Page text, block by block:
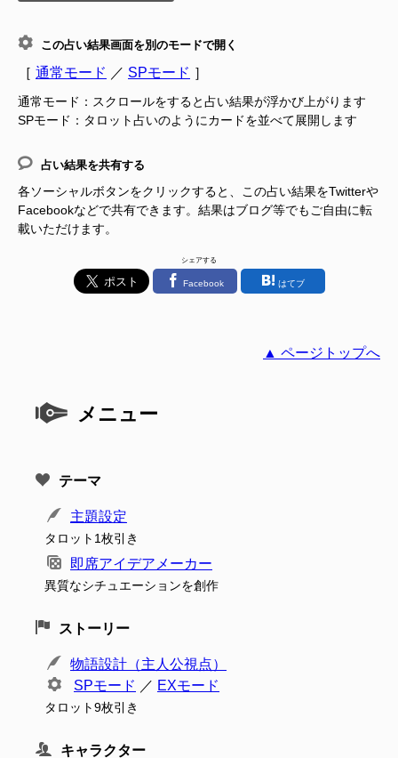
この占い結果画面を別のモードで開く
［ 通常モード ／ SPモード ］
通常モード：スクロールをすると占い結果が浮かび上がります
SPモード：タロット占いのようにカードを並べて展開します
占い結果を共有する
各ソーシャルボタンをクリックすると、この占い結果をTwitterや
Facebookなどで共有できます。結果はブログ等でもご自由に転
載いただけます。
シェアする
Facebook はてブ
▲ ページトップへ
メニュー
テーマ
主題設定
タロット1枚引き
即席アイデアメーカー
異質なシチュエーションを創作
ストーリー
物語設計（主人公視点）
SPモード ／ EXモード
タロット9枚引き
キャラクター